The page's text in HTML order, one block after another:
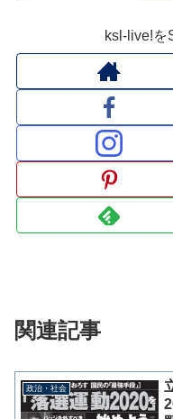
ksl-live!を
関連記事
政治・社会